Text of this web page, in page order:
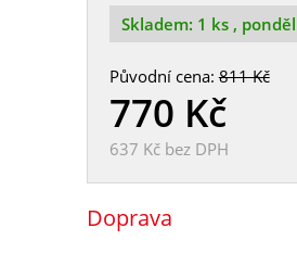
Skladem: 1 ks ,
Původní cena:811 Kč
770 Kč
637 Kčbez DPH
Doprava